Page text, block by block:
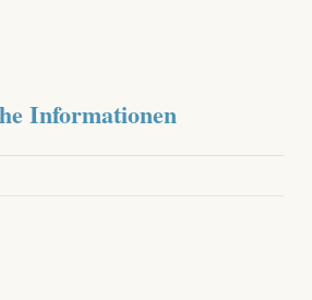
Informationen